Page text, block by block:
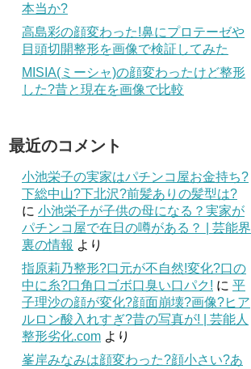
本当か?
高島彩の顔変わった!鼻にプロテーゼや
目頭切開整形を画像で検証してみた
MISIA(ミーシャ)の顔変わったけど整形
した?昔と現在を画像で比較
最近のコメント
小池栄子の実家はパチンコ屋お金持ち?
下総中山?下北沢?前髪ありの髪型は?
に 小池栄子が子供の母になる？実家が
パチンコ屋で在日の噂がある？ | 芸能界
裏の情報 より
指原莉乃整形?口元が不自然!変化?口の
中に糸?口角口ゴボ口臭い口パク! に 平
子理沙の顔が変化?顔面崩壊?画像?ヒア
ルロン酸入れすぎ?昔の写真が! | 芸能人
整形劣化.com より
峯岸みなみは顔変わった?顔小さい?あ